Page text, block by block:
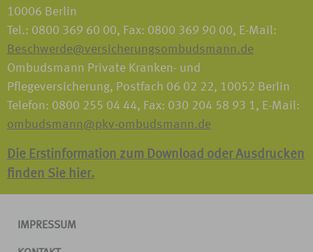
10006 Berlin
Tel.: 0800 369 60 00, Fax: 0800 369 90 00, E-Mail:
Beschwerde@versicherungsombudsmann.de
Ombudsmann Private Kranken- und
Pflegeversicherung, Postfach 06 02 22, 10052 Berlin
Telefon: 0800 255 04 44, Fax: 030 204 58 93 1, E-Mail:
ombudsmann@pkv-ombudsmann.de
Die Erstinformation zum Download oder Ausdrucken
finden Sie hier.
IMPRESSUM